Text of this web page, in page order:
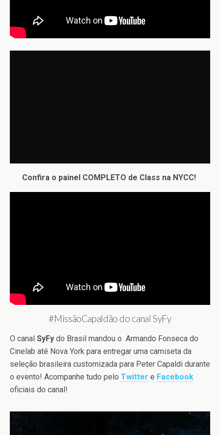
Confira o painel COMPLETO de Class na NYCC!
#MissãoCapaldão do canal SyFy
O canal SyFy do Brasil mandou o Armando Fonseca do
Cinelab até Nova York para entregar uma camiseta da
seleção brasileira customizada para Peter Capaldi durante
o evento! Acompanhe tudo pelo Twitter e Facebook
oficiais do canal!